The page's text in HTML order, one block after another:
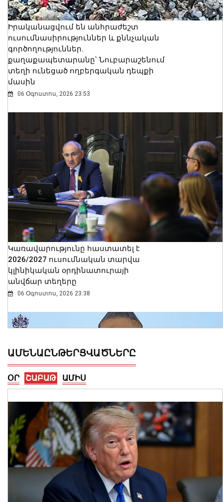
Իրականացվում են անհրաժեշտ
ուսումնասիրություններ և քննչական
գործողություններ.
քաղաքապետարանը՝ Նուբարաշենում
տեղի ունեցած ողբերգական դեպքի
մասին
06 Օգոստոս, 2026 23:53
Կառավարությունը հաստատել է
2026/2027 ուսումնական տարվա
կլինիկական օրդինատուրայի
անվճար տեղերը
06 Օգոստոս, 2026 23:38
Ալեքսանդրա Քոուլը շարունակում է
բացահայտել Հայաստանը․ Մեծ
Բրիտանիայի դեսպանը հայերեն է
խոսում․ տեսանյութ
ԱՄԵՆԱԸՆԹԵՐՑՎԱԾՆԵՐԸ
ՕՐ ՇԱԲԱԹ ԱՄԻՍ